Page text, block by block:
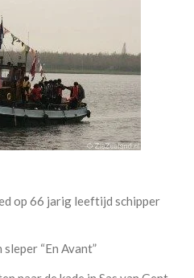
op 66 jarig leeftijd schipper
“En Avant”